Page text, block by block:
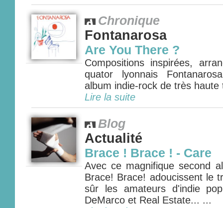
Chronique
Fontanarosa
Are You There ?
Compositions inspirées,
quator lyonnais
album indie-rock de très haute
Lire la suite
Blog
Actualité
Brace ! Brace ! - Care
Avec ce magnifique second
Brace! Brace! adoucissent le
sûr les amateurs d'indie
DeMarco et Real Estate... ...